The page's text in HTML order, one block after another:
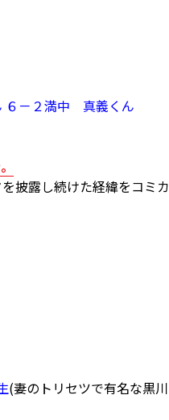
６－２満中 真義くん
披露し続けた経緯をコミカ
(妻のトリセツで有名な黒川